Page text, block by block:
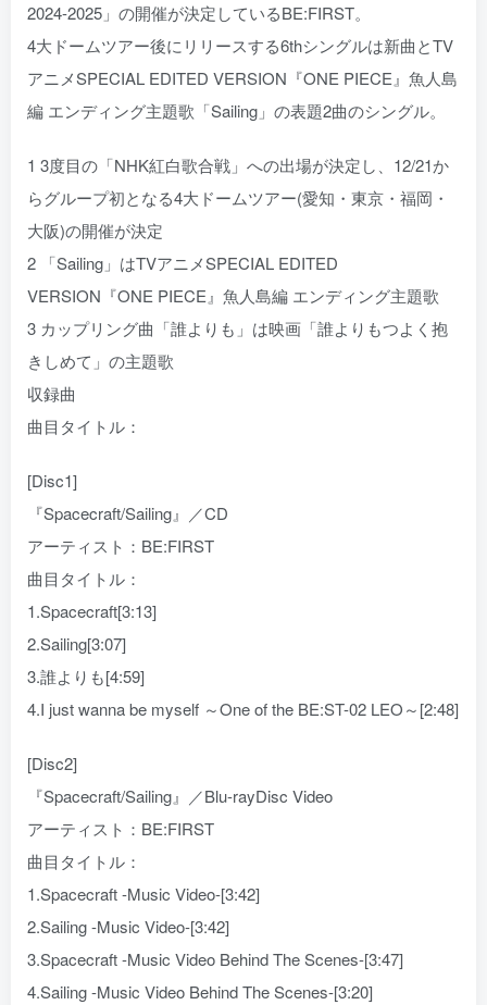
2024-2025」の開催が決定しているBE:FIRST。
4大ドームツアー後にリリースする6thシングルは新曲とTV
アニメSPECIAL EDITED VERSION『ONE PIECE』魚人島
編 エンディング主題歌「Sailing」の表題2曲のシングル。
1 3度目の「NHK紅白歌合戦」への出場が決定し、12/21か
らグループ初となる4大ドームツアー(愛知・東京・福岡・
大阪)の開催が決定
2 「Sailing」はTVアニメSPECIAL EDITED
VERSION『ONE PIECE』魚人島編 エンディング主題歌
3 カップリング曲「誰よりも」は映画「誰よりもつよく抱
きしめて」の主題歌
収録曲
曲目タイトル：
[Disc1]
『Spacecraft/Sailing』／CD
アーティスト：BE:FIRST
曲目タイトル：
1.Spacecraft[3:13]
2.Sailing[3:07]
3.誰よりも[4:59]
4.I just wanna be myself ～One of the BE:ST-02 LEO～[2:48]
[Disc2]
『Spacecraft/Sailing』／Blu-rayDisc Video
アーティスト：BE:FIRST
曲目タイトル：
1.Spacecraft -Music Video-[3:42]
2.Sailing -Music Video-[3:42]
3.Spacecraft -Music Video Behind The Scenes-[3:47]
4.Sailing -Music Video Behind The Scenes-[3:20]